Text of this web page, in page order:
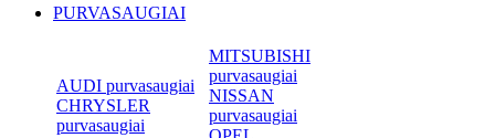
PURVASAUGIAI
AUDI purvasaugiai
CHRYSLER
purvasaugiai
MITSUBISHI
purvasaugiai
NISSAN
purvasaugiai